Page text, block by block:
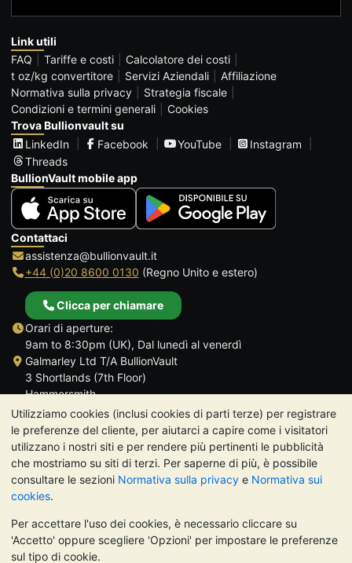
Utilizziamo cookies (inclusi cookies di parti terze) per registrare
le preferenze del cliente, per aiutarci a capire come i visitatori
utilizzano i nostri siti e per rendere più pertinenti le pubblicità
che mostriamo su siti di terzi. Per saperne di più, è possibile
consultare le sezioni Normativa sulla privacy e Normativa sui
cookies.
Per accettare l'uso dei cookies, è necessario cliccare su
'Accetto' oppure scegliere 'Opzioni' per impostare le preferenze
sul tipo di cookie.
Link utili
FAQ
Tariffe e costi
Calcolatore dei costi
t oz/kg convertitore
Servizi Aziendali
Affiliazione
Normativa sulla privacy
Strategia fiscale
Condizioni e termini generali
Cookies
Trova Bullionvault su
LinkedIn
Facebook YouTube
Instagram
Threads
BullionVault mobile app
Contattaci
assistenza@bullionvault.it
+44 (0)20 8600 0130 (Regno Unito e estero)
Clicca per chiamare
Orari di aperture:
9am to 8:30pm (UK), Dal lunedì al venerdì
Galmarley Ltd T/A BullionVault
3 Shortlands (7th Floor)
Hammersmith
Londra
W6 8DA
Regno Unito
TrustScore 4.7 | 488 recensioni
NOTA BENE: Il valore dei metalli preziosi può diminuire o
aumentare, e i trend storici non sono predittori dell'andamento